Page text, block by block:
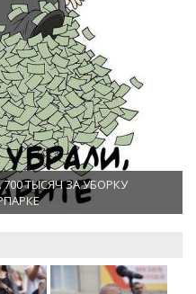
ТЫСЯЧ ЗА УБОРКУ